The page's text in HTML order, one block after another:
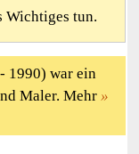
Wichtiges tun.
1990) war ein
Maler. Mehr